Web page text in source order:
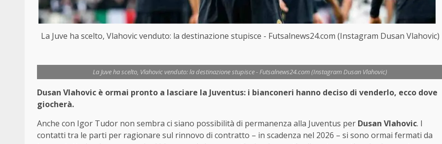
La Juve ha scelto, Vlahovic venduto: la destinazione stupisce - Futsalnews24.com (Instagram Dusan Vlahovic)
La Juve ha scelto, Vlahovic venduto: la destinazione stupisce - Futsalnews24.com (Instagram Dusan Vlahovic)
Dusan Vlahovic è ormai pronto a lasciare la Juventus: i bianconeri hanno deciso di venderlo, ecco dove
giocherà.
Anche con Igor Tudor non sembra ci siano possibilità di permanenza alla Juventus per Dusan Vlahovic. I
contatti tra le parti per ragionare sul rinnovo di contratto – in scadenza nel 2026 – si sono ormai fermati da